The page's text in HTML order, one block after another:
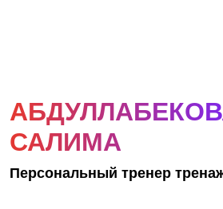
САЛИМА
Персональный тренер